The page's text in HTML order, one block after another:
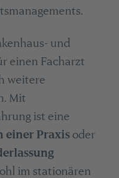
und
einen Facharzt
weitere
Mit
ist eine
einer Praxisoder
im stationären